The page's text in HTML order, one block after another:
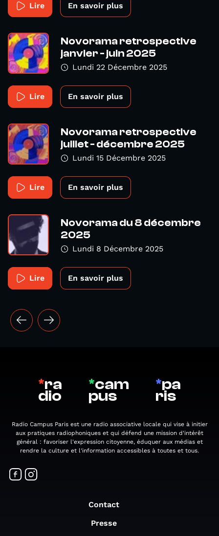
Lire En savoir plus
Novorama retrospective
janvier - juin 2025
Lundi 22 Décembre 2025
Lire En savoir plus
Novorama retrospective
juillet - décembre 2025
Lundi 15 Décembre 2025
Lire En savoir plus
Novorama du 8 décembre
2025
Lundi 8 Décembre 2025
Lire En savoir plus
*ra
dio
*cam
pus
*pa
ris
Radio Campus Paris est une radio associative locale qui vise à initier
aux pratiques radiophoniques et qui défend une mission d'intérêt
général : favoriser l'expression citoyenne, éduquer aux médias et
rendre la culture et l'information accessibles à toutes et tous.
Contact
Presse